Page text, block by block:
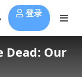
登录
Dead: Our